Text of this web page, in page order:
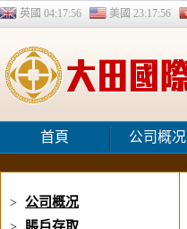
英國 04:17:57 美國 23:17:57
首頁 公司概况
> 公司概况